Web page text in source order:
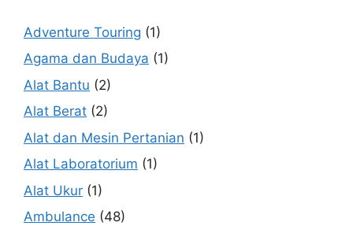
Adventure Touring (1)
Agama dan Budaya (1)
Alat Bantu (2)
Alat Berat (2)
Alat dan Mesin Pertanian (1)
Alat Laboratorium (1)
Alat Ukur (1)
Ambulance (48)